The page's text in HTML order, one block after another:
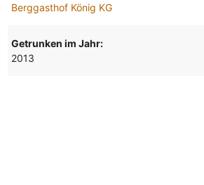
Berggasthof König KG
Getrunken im Jahr:
2013